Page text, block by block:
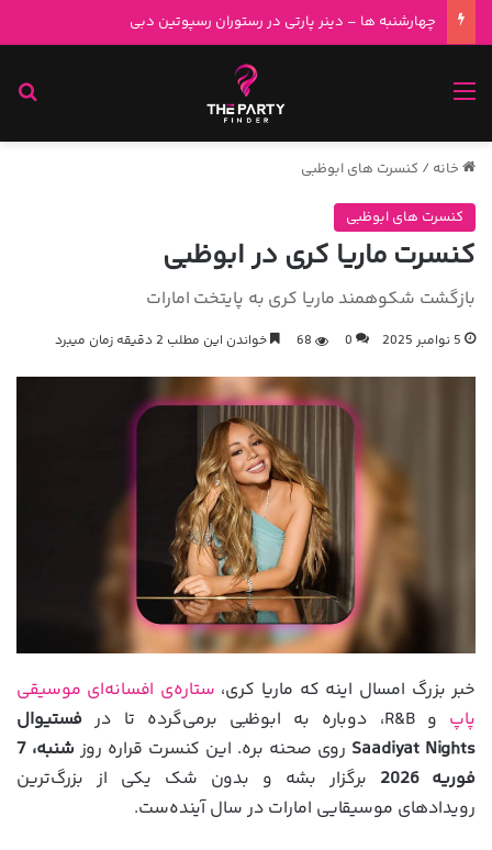
چهارشنبه ها – دینر پارتی در رستوران رسپوتین دبی
خانه / کنسرت های ابوظبی
کنسرت های ابوظبی
کنسرت ماریا کری در ابوظبی
بازگشت شکوهمند ماریا کری به پایتخت امارات
5 نوامبر 2025 0
68 خواندن این مطلب 2 دقیقه زمان میبرد
خبر بزرگ امسال اینه که ماریا کری، ستاره‌ی افسانه‌ای موسیقی
پاپ و R&B، دوباره به ابوظبی برمی‌گرده تا در
فستیوال
Saadiyat Nights روی صحنه بره. این کنسرت قراره روز
شنبه، 7
فوریه 2026
برگزار بشه و بدون شک یکی از بزرگ‌ترین
رویدادهای موسیقایی امارات در سال آینده‌ست.